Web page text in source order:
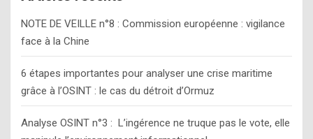
NOTE DE VEILLE n°8 : Commission européenne : vigilance
face à la Chine
6 étapes importantes pour analyser une crise maritime
grâce à l’OSINT : le cas du détroit d’Ormuz
Analyse OSINT n°3 : L’ingérence ne truque pas le vote, elle